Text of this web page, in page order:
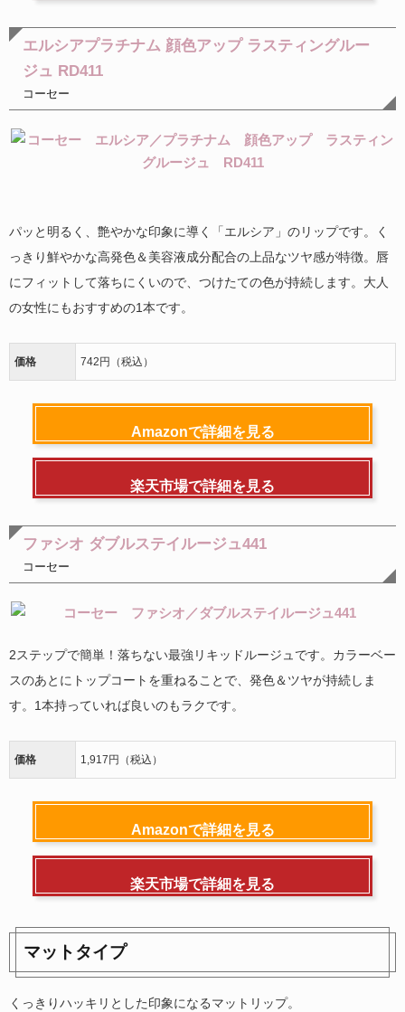
エルシアプラチナム 顔色アップ ラスティングルー
ジュ RD411
コーセー
パッと明るく、艶やかな印象に導く「エルシア」のリップです。く
っきり鮮やかな高発色＆美容液成分配合の上品なツヤ感が特徴。唇
にフィットして落ちにくいので、つけたての色が持続します。大人
の女性にもおすすめの1本です。
価格 742円（税込）
Amazonで詳細を見る
楽天市場で詳細を見る
ファシオ ダブルステイルージュ441
コーセー
2ステップで簡単！落ちない最強リキッドルージュです。カラーベー
スのあとにトップコートを重ねることで、発色＆ツヤが持続しま
す。1本持っていれば良いのもラクです。
価格 1,917円（税込）
Amazonで詳細を見る
楽天市場で詳細を見る
マットタイプ
くっきりハッキリとした印象になるマットリップ。